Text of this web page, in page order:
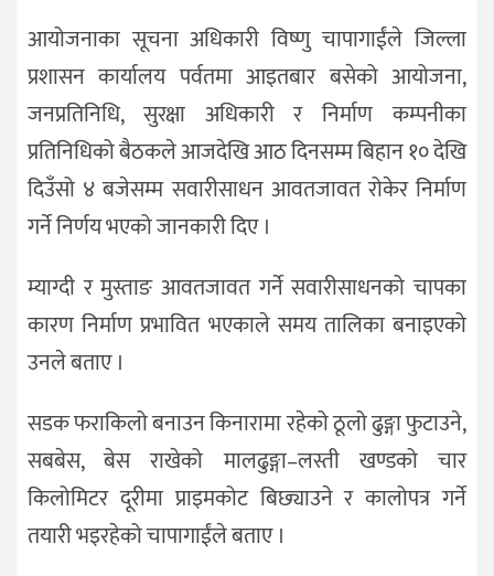
आयोजनाका सूचना अधिकारी विष्णु चापागाईंले जिल्ला
प्रशासन कार्यालय पर्वतमा आइतबार बसेको आयोजना,
जनप्रतिनिधि, सुरक्षा अधिकारी र निर्माण कम्पनीका
प्रतिनिधिको बैठकले आजदेखि आठ दिनसम्म बिहान १० देखि
दिउँसो ४ बजेसम्म सवारीसाधन आवतजावत रोकेर निर्माण
गर्ने निर्णय भएको जानकारी दिए ।
म्याग्दी र मुस्ताङ आवतजावत गर्ने सवारीसाधनको चापका
कारण निर्माण प्रभावित भएकाले समय तालिका बनाइएको
उनले बताए ।
सडक फराकिलो बनाउन किनारामा रहेको ठूलो ढुङ्गा फुटाउने,
सबबेस, बेस राखेको मालढुङ्गा–लस्ती खण्डको चार
किलोमिटर दूरीमा प्राइमकोट बिछ्याउने र कालोपत्र गर्ने
तयारी भइरहेको चापागाईंले बताए ।